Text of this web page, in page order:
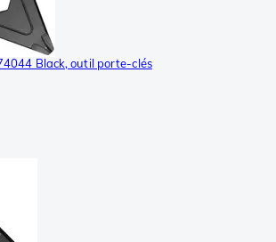
Black, outil porte-clés